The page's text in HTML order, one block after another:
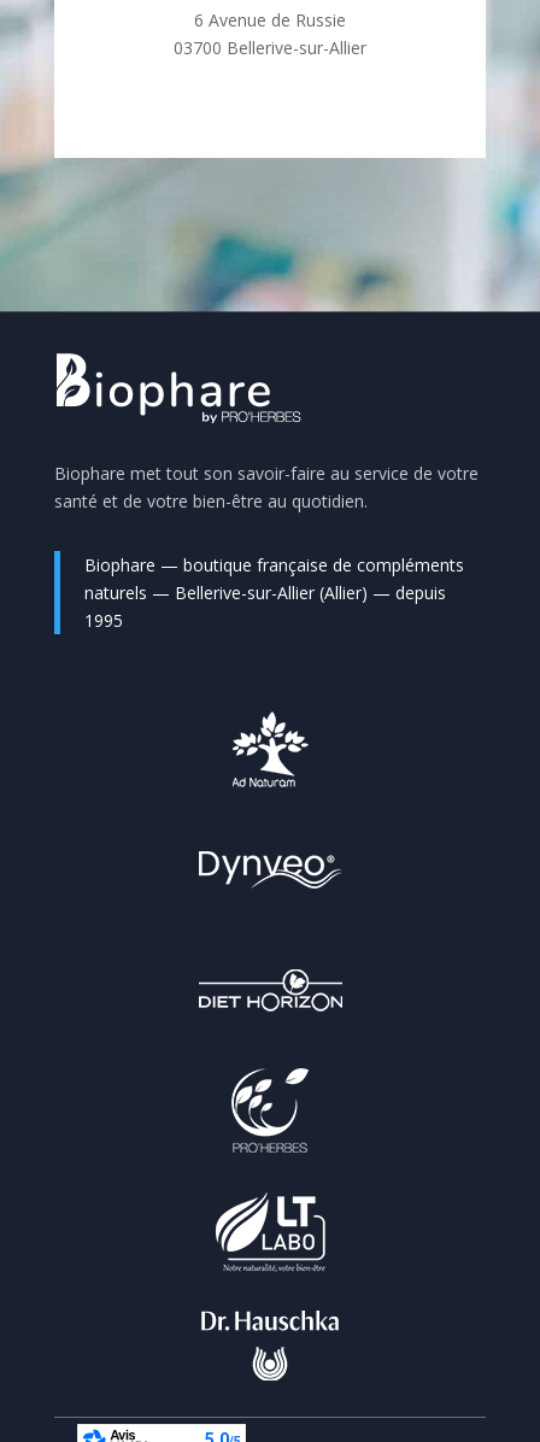
6 Avenue de Russie
03700 Bellerive-sur-Allier
Biophare met tout son savoir-faire au service de votre
santé et de votre bien-être au quotidien.
Biophare — boutique française de compléments
naturels — Bellerive-sur-Allier (Allier) — depuis
1995